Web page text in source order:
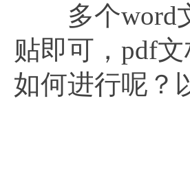
多个word文
贴即可，pdf
如何进行呢？